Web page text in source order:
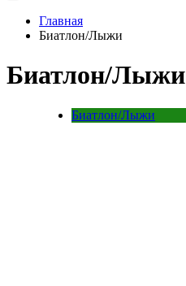
Главная
Биатлон/Лыжи
Биатлон/Лыжи
Биатлон/Лыжи